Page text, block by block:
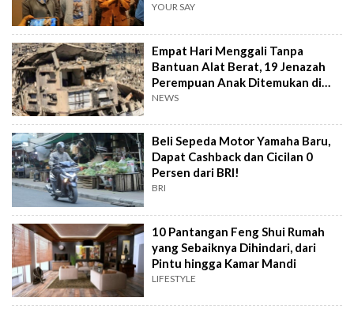
YOUR SAY
Empat Hari Menggali Tanpa
Bantuan Alat Berat, 19 Jenazah
Perempuan Anak Ditemukan di
Gaza
NEWS
Beli Sepeda Motor Yamaha Baru,
Dapat Cashback dan Cicilan 0
Persen dari BRI!
BRI
10 Pantangan Feng Shui Rumah
yang Sebaiknya Dihindari, dari
Pintu hingga Kamar Mandi
LIFESTYLE